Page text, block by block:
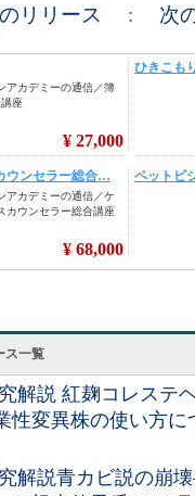
リリース : 次
ス一覧
解説 紅麹コレステ
変異株の使い方に
解説青カビ説の崩